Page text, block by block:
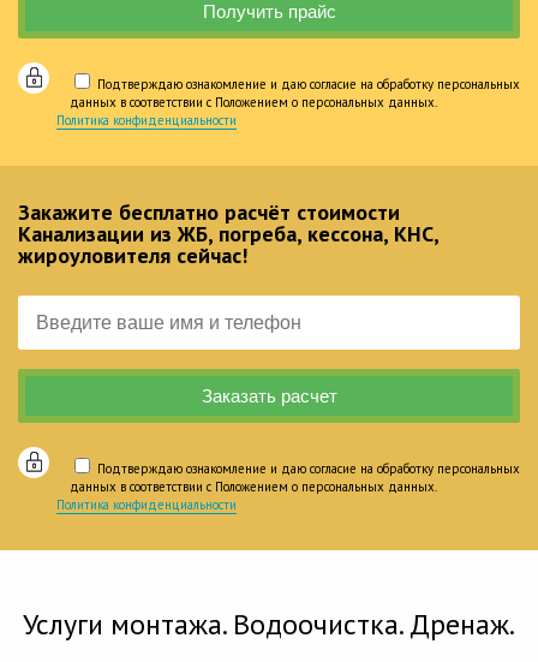
Подтверждаю ознакомление и даю согласие на обработку персональных
данных в соответствии с Положением о персональных данных.
Политика конфиденциальности
Закажите бесплатно расчёт стоимости
Канализации из ЖБ, погреба, кессона, КНС,
жироуловителя сейчас!
Подтверждаю ознакомление и даю согласие на обработку персональных
данных в соответствии с Положением о персональных данных.
Политика конфиденциальности
Услуги монтажа. Водоочистка. Дренаж.